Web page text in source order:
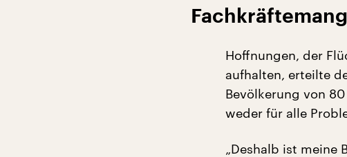
Hoffnungen, der
aufhalten, erteilte
Bevölkerung von
weder für alle
„Deshalb ist meine